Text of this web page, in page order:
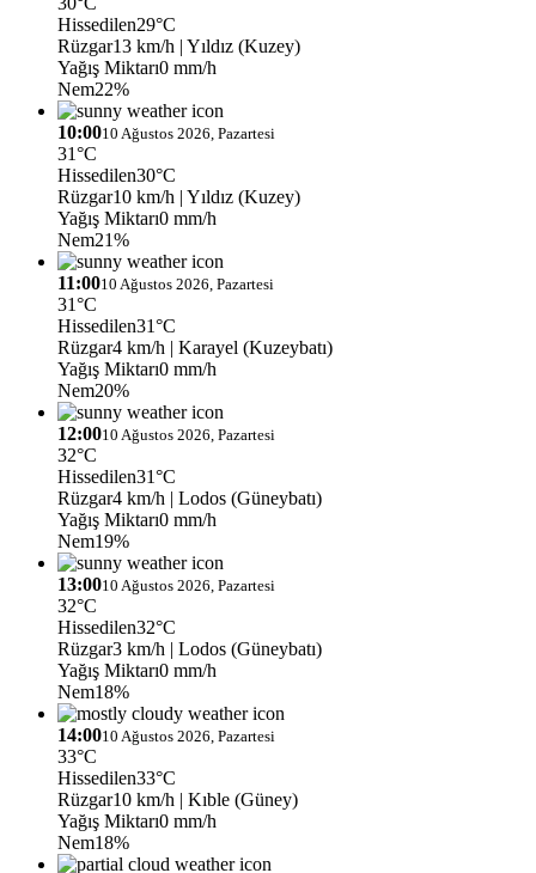
Hissedilen29°C
Rüzgar13 km/h | Yıldız (Kuzey)
Yağış Miktarı0 mm/h
Nem22%
10:0010 Ağustos 2026, Pazartesi
31°C
Hissedilen30°C
Rüzgar10 km/h | Yıldız (Kuzey)
Yağış Miktarı0 mm/h
Nem21%
11:0010 Ağustos 2026, Pazartesi
31°C
Hissedilen31°C
Rüzgar4 km/h | Karayel (Kuzeybatı)
Yağış Miktarı0 mm/h
Nem20%
12:0010 Ağustos 2026, Pazartesi
32°C
Hissedilen31°C
Rüzgar4 km/h | Lodos (Güneybatı)
Yağış Miktarı0 mm/h
Nem19%
13:0010 Ağustos 2026, Pazartesi
32°C
Hissedilen32°C
Rüzgar3 km/h | Lodos (Güneybatı)
Yağış Miktarı0 mm/h
Nem18%
14:0010 Ağustos 2026, Pazartesi
33°C
Hissedilen33°C
Rüzgar10 km/h | Kıble (Güney)
Yağış Miktarı0 mm/h
Nem18%